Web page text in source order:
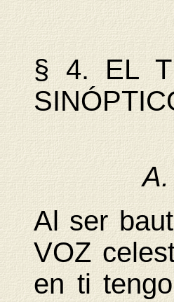
§ 4. EL
Al ser
VOZ
en ti